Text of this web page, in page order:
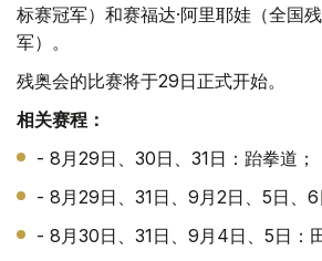
标赛冠军）和赛福达·阿里耶娃（全国
军）。
残奥会的比赛将于29日正式开始。
相关赛程：
- 8月29日、30日、31日：跆拳道；
- 8月29日、31日、9月2日、5日、6
- 8月30日、31日、9月4日、5日：